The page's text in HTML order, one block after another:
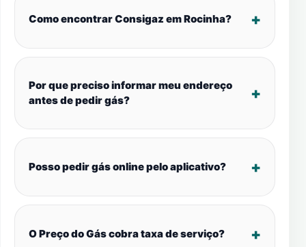
Como encontrar Consigaz em Rocinha?
Por que preciso informar meu endereço
antes de pedir gás?
Posso pedir gás online pelo aplicativo?
O Preço do Gás cobra taxa de serviço?